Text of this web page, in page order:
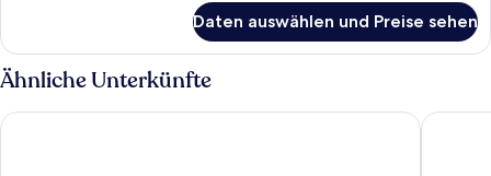
Floor,
Non-
Smoking
anzeigen
King
Bed,
Deluxe
Room,
First
Daten auswählen und Preise sehen
Ähnliche Unterkünfte
Thousand Hills Resort Hotel